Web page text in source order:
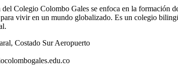
Colegio Colombo Gales se enfoca en la formación
para vivir en un mundo globalizado. Es un colegio
Costado Sur Aeropuerto